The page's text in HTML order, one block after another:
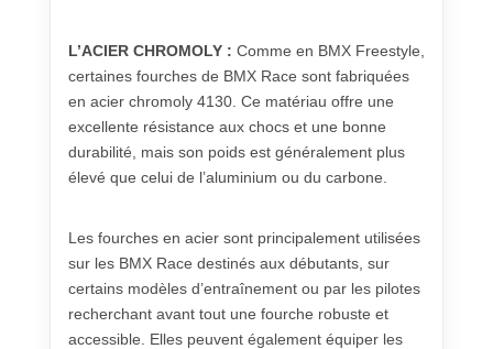
L’ACIER CHROMOLY : Comme en BMX Freestyle,
certaines fourches de BMX Race sont fabriquées
en acier chromoly 4130. Ce matériau offre une
excellente résistance aux chocs et une bonne
durabilité, mais son poids est généralement plus
élevé que celui de l’aluminium ou du carbone.
Les fourches en acier sont principalement utilisées
sur les BMX Race destinés aux débutants, sur
certains modèles d’entraînement ou par les pilotes
recherchant avant tout une fourche robuste et
accessible. Elles peuvent également équiper les